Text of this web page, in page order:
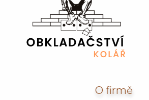
O firmě